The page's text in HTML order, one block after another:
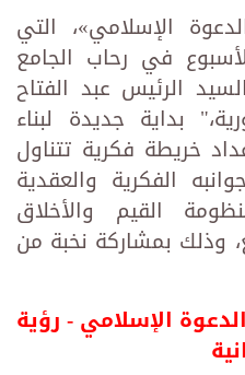
الإسلامي»، التي
في رحاب الجامع
الرئيس عبد الفتاح
بداية جديدة لبناء
خريطة فكرية تتناول
الفكرية والعقدية
القيم والأخلاق
وذلك بمشاركة نخبة من
الإسلامي - رؤية